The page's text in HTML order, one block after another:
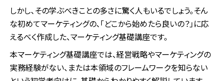
しかし、その学ぶべきことの多さに驚く人もいるでしょう。そん
な初めてマーケティングの、「どこから始めたら良いの？」に応
えるべく作成した、マーケティング基礎講座です。
本マーケティング基礎講座では、経営戦略やマーケティングの
実務経験がない、または本領域のフレームワークを知らない